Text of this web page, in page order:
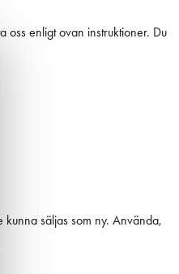
oss enligt ovan instruktioner. Du
säljas som ny. Använda,